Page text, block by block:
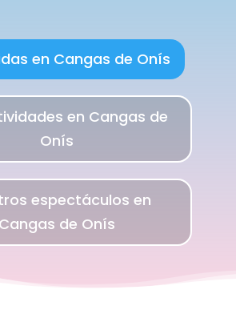
en Cangas de Onís
en Cangas de
Onís
espectáculos en
Cangas de Onís